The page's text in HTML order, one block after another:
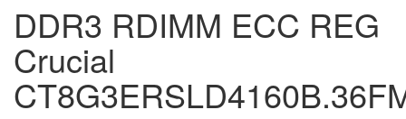
DDR3 RDIMM ECC REG
Crucial